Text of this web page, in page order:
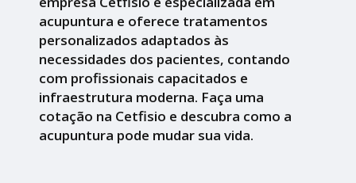
acupuntura e oferece tratamentos
personalizados adaptados às
necessidades dos pacientes, contando
com profissionais capacitados e
infraestrutura moderna. Faça uma
cotação na Cetfisio e descubra como a
acupuntura pode mudar sua vida.